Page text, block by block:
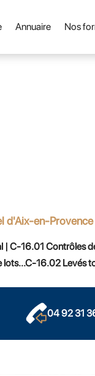
Annuaire Nos
d'Aix-en-Provence
| C-16.01 Contrôles
lots...C-16.02 Levés
04 92 31